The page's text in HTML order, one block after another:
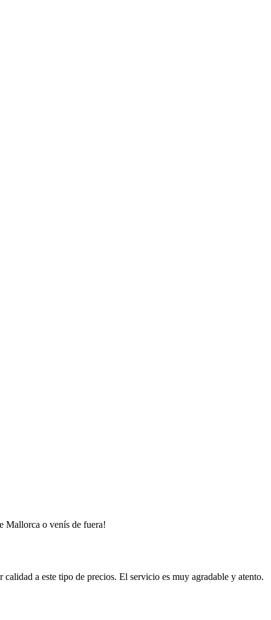
Mallorca o venís de fuera!
a este tipo de precios. El servicio es muy agradable y atento.